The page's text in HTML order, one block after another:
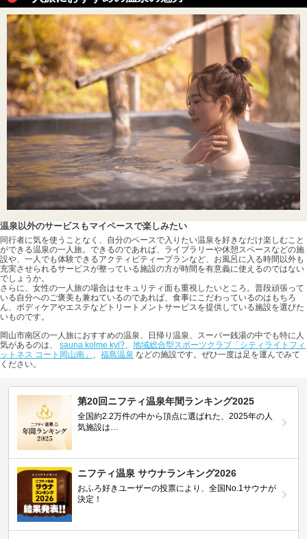
温泉以外のサービスもマイペースで楽しみたい
同行者に気を使うことなく、自分のペースで入りたい温泉を好きなだけ楽しむこと
ができる温泉の一人旅。できるのであれば、ライブラリーや休憩スペースなどの施
設や、一人でも体験できるアクティビティープランなど、お風呂に入る時間以外も
充実させられるサービスが整っている施設の方が時間を有意義に使えるのではない
でしょうか。
さらに、女性の一人旅の場合はセキュリティ面も重視したいところ。普段頑張って
いる自分へのご褒美も兼ねているのであれば、食事にこだわっているのはもちろ
ん、ボディケアやエステなどトリートメントサービスを提供している施設を選びた
いものです。
岡山市南区の一人旅におすすめの温泉、日帰り温泉、スーパー銭湯の中でも特に人
気があるのは、 sauna kolme kyl?、 地域総合型スポーツクラブ「シティライトフィ
ットネス コート岡山南」 、 福島温泉 などの施設です。ぜひ一度は足を運んでみて
ください。
第20回ニフティ温泉年間ランキング2025
全国約2.2万件の中から頂点に選ばれた、2025年の人
気施設は…
ニフティ温泉 サウナランキング2026
おふろ好きユーザーの投票により、全国No.1サウナが
決定！